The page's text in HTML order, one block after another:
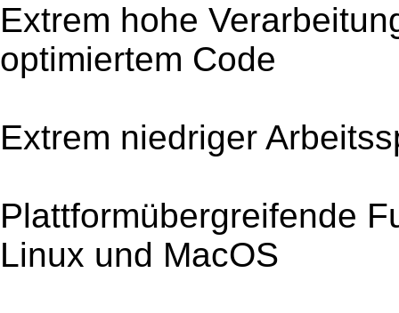
Extrem hohe
optimiertem Code
Extrem niedriger
Plattformübergreifende
Linux und MacOS